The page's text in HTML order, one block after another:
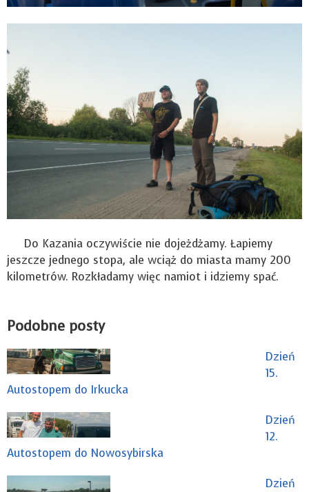
Do Kazania oczywiście nie dojeżdżamy. Łapiemy
jeszcze jednego stopa, ale wciąż do miasta mamy 200
kilometrów. Rozkładamy więc namiot i idziemy spać.
Podobne posty
Dzień
15.
Autostopem do Irkucka
Dzień
12.
Autostopem do Nowosybirska
Dzień